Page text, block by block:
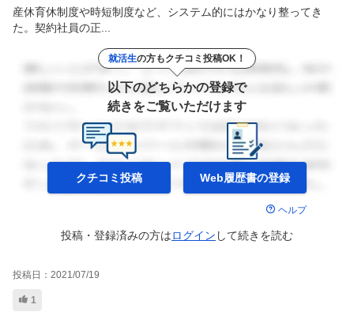
産休育休制度や時短制度など、システム的にはかなり整ってき
た。契約社員の正...
就活生の方もクチコミ投稿OK！
以下のどちらかの登録で
続きをご覧いただけます
クチコミ投稿 Web履歴書の登録
ヘルプ
投稿・登録済みの方はログイン して続きを読む
投稿日： 2021/07/19
1